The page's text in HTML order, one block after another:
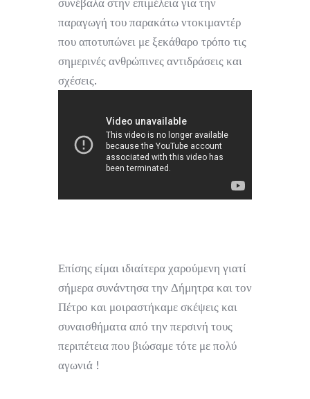
παραγωγή του παρακάτω ντοκιμαντέρ
που αποτυπώνει με ξεκάθαρο τρόπο τις
σημερινές ανθρώπινες αντιδράσεις και
σχέσεις.
Επίσης είμαι ιδιαίτερα χαρούμενη γιατί
σήμερα συνάντησα την Δήμητρα και τον
Πέτρο και μοιραστήκαμε σκέψεις και
συναισθήματα από την περσινή τους
περιπέτεια που βιώσαμε τότε με πολύ
αγωνιά !